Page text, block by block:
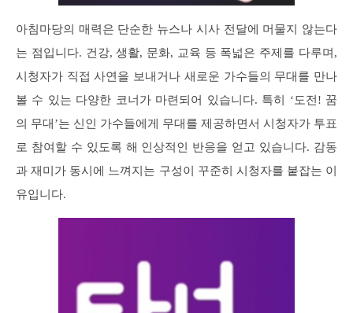
아침마당의 매력은 단순한 뉴스나 시사 전달에 머물지 않는다
는 점입니다. 건강, 생활, 문화, 교육 등 폭넓은 주제를 다루며,
시청자가 직접 사연을 보내거나 새로운 가수들의 무대를 만나
볼 수 있는 다양한 코너가 마련되어 있습니다. 특히 ‘도전! 꿈
의 무대’는 신인 가수들에게 무대를 제공하면서 시청자가 투표
로 참여할 수 있도록 해 인상적인 반응을 얻고 있습니다. 감동
과 재미가 동시에 느껴지는 구성이 꾸준히 시청자를 붙잡는 이
유입니다.